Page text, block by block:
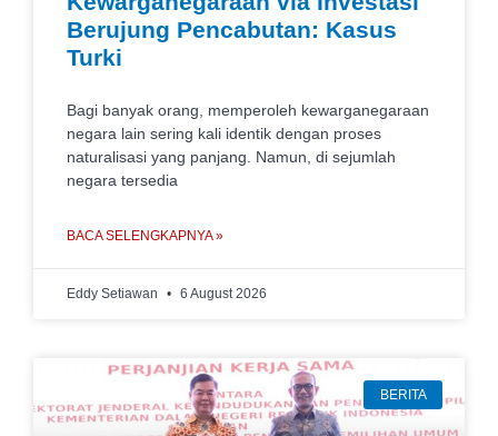
Berujung Pencabutan: Kasus
Turki
Bagi banyak orang, memperoleh kewarganegaraan
negara lain sering kali identik dengan proses
naturalisasi yang panjang. Namun, di sejumlah
negara tersedia
BACA SELENGKAPNYA »
Eddy Setiawan 6 August 2026
BERITA